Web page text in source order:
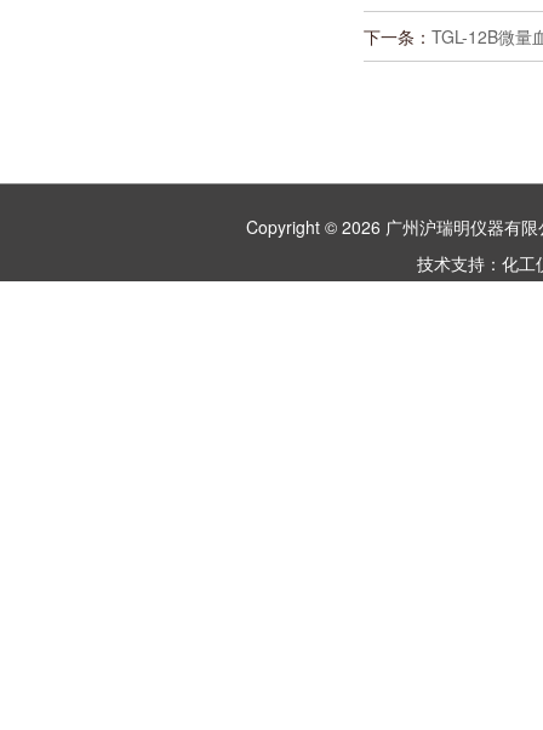
下一条： TGL-12B微量
Copyright © 2026 广州沪瑞明仪器有
技术支持： 化工